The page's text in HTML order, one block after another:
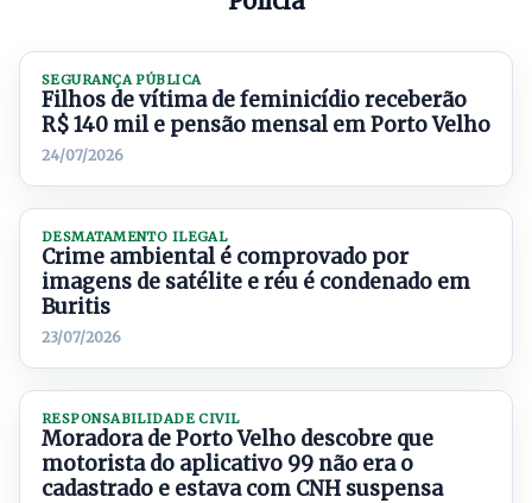
SEGURANÇA PÚBLICA
Filhos de vítima de feminicídio receberão
R$ 140 mil e pensão mensal em Porto Velho
24/07/2026
DESMATAMENTO ILEGAL
Crime ambiental é comprovado por
imagens de satélite e réu é condenado em
Buritis
23/07/2026
RESPONSABILIDADE CIVIL
Moradora de Porto Velho descobre que
motorista do aplicativo 99 não era o
cadastrado e estava com CNH suspensa